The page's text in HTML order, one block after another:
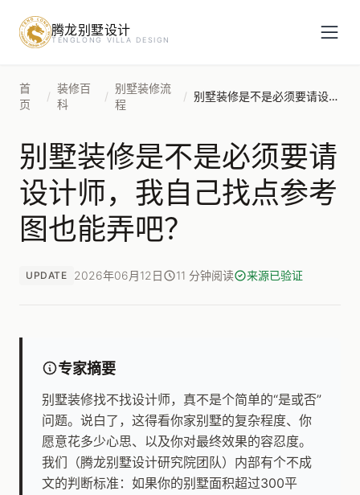
腾龙别墅设计
TENGLONG VILLA DESIGN
首
页
/
装修百
科
/
别墅装修流
程
/ 别墅装修是不是必须要请设计师，我自己找点参考图也能弄吧？
别墅装修是不是必须要请
设计师，我自己找点参考
图也能弄吧？
UPDATE 2026年06月12日 11 分钟阅读 来源已验证
专家摘要
别墅装修找不找设计师，真不是个简单的“是或否”
问题。说白了，这得看你家别墅的复杂程度、你
愿意花多少心思、以及你对最终效果的容忍度。
我们（腾龙别墅设计研究院团队）内部有个不成
文的判断标准：如果你的别墅面积超过300平
预约设计咨询
姓名*
手机号*
房屋面积（㎡）